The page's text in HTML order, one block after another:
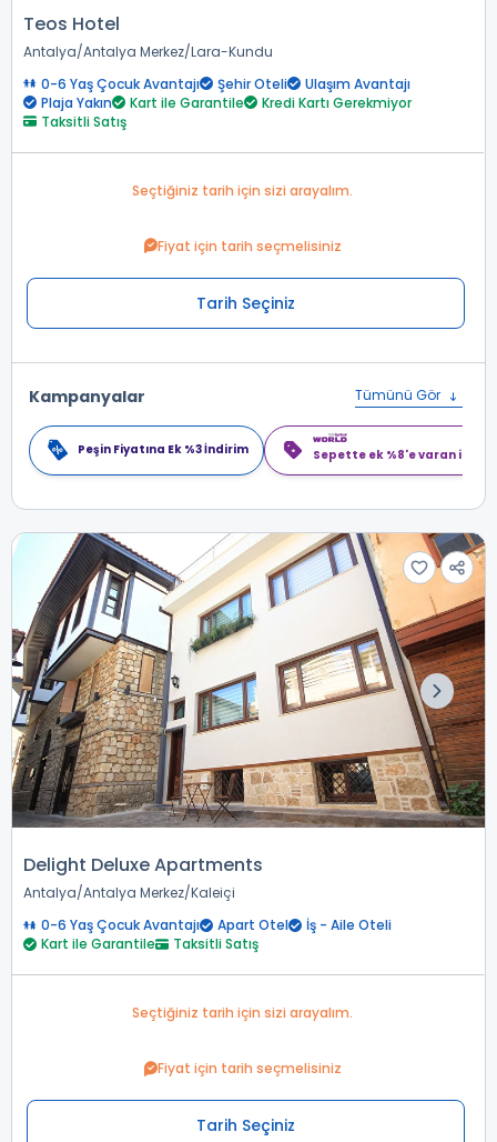
Teos Hotel
Antalya Antalya Merkez Lara-Kundu
0-6 Yaş Çocuk Avantajı
Şehir Oteli
Ulaşım Avantajı
Plaja Yakın
Kart ile Garantile
Kredi Kartı Gerekmiyor
Taksitli Satış
Seçtiğiniz tarih için sizi arayalım.
Fiyat için tarih seçmelisiniz
Tarih Seçiniz
Kampanyalar Tümünü Gör
Peşin Fiyatına Ek %3 İndirim Sepette ek %8'e varan
Delight Deluxe Apartments
Antalya Antalya Merkez Kaleiçi
0-6 Yaş Çocuk Avantajı
Apart Otel
İş - Aile Oteli
Kart ile Garantile
Taksitli Satış
Seçtiğiniz tarih için sizi arayalım.
Fiyat için tarih seçmelisiniz
Tarih Seçiniz